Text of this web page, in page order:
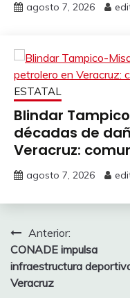
agosto 7, 2026
ESTATAL
Blindar
décadas de
Veracruz:
agosto 7, 2026
Navegación
de
entradas
Anterior:
CONADE impulsa
infraestructura
Veracruz